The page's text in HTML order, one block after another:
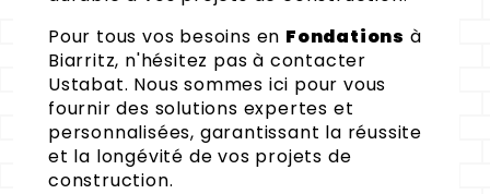
Pour tous vos besoins en Fondations à
Biarritz, n'hésitez pas à contacter
Ustabat. Nous sommes ici pour vous
fournir des solutions expertes et
personnalisées, garantissant la réussite
et la longévité de vos projets de
construction.